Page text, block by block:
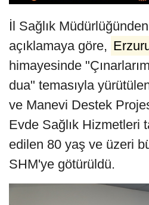
İl Sağlık
açıklamaya göre,
himayesinde
dua" temasıyla
ve Manevi Destek
Evde Sağlık Hizmetleri
edilen 80 yaş ve üzeri
SHM'ye götürüldü.